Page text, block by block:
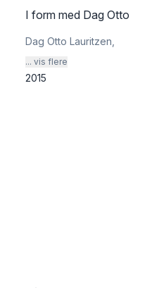
I form med Dag Otto
Dag Otto Lauritzen
... vis flere
2015